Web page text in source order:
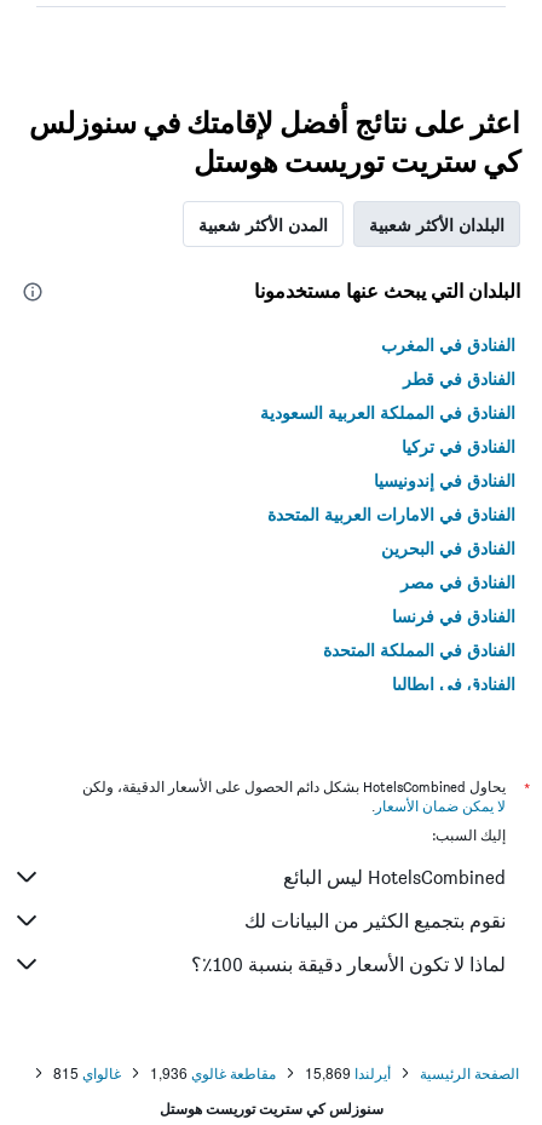
اعثر على نتائج أفضل لإقامتك في سنوزلس
كي ستريت توريست هوستل
البلدان الأكثر شعبية المدن الأكثر شعبية
البلدان التي يبحث عنها مستخدمونا
الفنادق في المغرب
الفنادق في قطر
الفنادق في المملكة العربية السعودية
الفنادق في تركيا
الفنادق في إندونيسيا
الفنادق في الامارات العربية المتحدة
الفنادق في البحرين
الفنادق في مصر
الفنادق في فرنسا
الفنادق في المملكة المتحدة
الفنادق في إيطاليا
*
يحاول HotelsCombined بشكل دائم الحصول على الأسعار الدقيقة، ولكن
لا يمكن ضمان الأسعار .
إليك السبب:
HotelsCombined ليس البائع
نقوم بتجميع الكثير من البيانات لك
لماذا لا تكون الأسعار دقيقة بنسبة 100٪؟
الصفحة الرئيسية أيرلندا 15,869 مقاطعة غالوي 1,936 غالواي 815
سنوزلس كي ستريت توريست هوستل